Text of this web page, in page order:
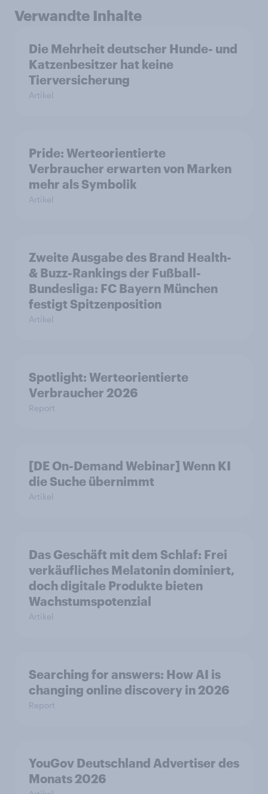
Verwandte Inhalte
Die Mehrheit deutscher Hunde- und
Katzenbesitzer hat keine
Tierversicherung
Artikel
Pride: Werteorientierte
Verbraucher erwarten von Marken
mehr als Symbolik
Artikel
Zweite Ausgabe des Brand Health-
& Buzz-Rankings der Fußball-
Bundesliga: FC Bayern München
festigt Spitzenposition
Artikel
Spotlight: Werteorientierte
Verbraucher 2026
Report
[DE On-Demand Webinar] Wenn KI
die Suche übernimmt
Artikel
Das Geschäft mit dem Schlaf: Frei
verkäufliches Melatonin dominiert,
doch digitale Produkte bieten
Wachstumspotenzial
Artikel
Searching for answers: How AI is
changing online discovery in 2026
Report
YouGov Deutschland Advertiser des
Monats 2026